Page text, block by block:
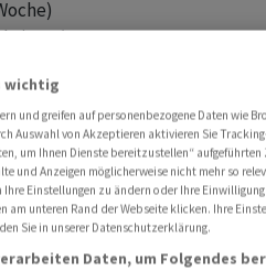
7/23
der DIHK-
aus allen Branchen und
der Deutsche
am Ausbildungsmarkt
des KI-Aktionsplans mit
wichtig
und greifen auf personenbezogene Daten wie
Auswahl von Akzeptieren aktivieren Sie
um Ihnen Dienste bereitzustellen“ aufgeführten
und Anzeigen möglicherweise nicht mehr so
Einstellungen zu ändern oder Ihre
am unteren Rand der Webseite klicken. Ihre
Sie in unserer Datenschutzerklärung.
Daten, um Folgendes